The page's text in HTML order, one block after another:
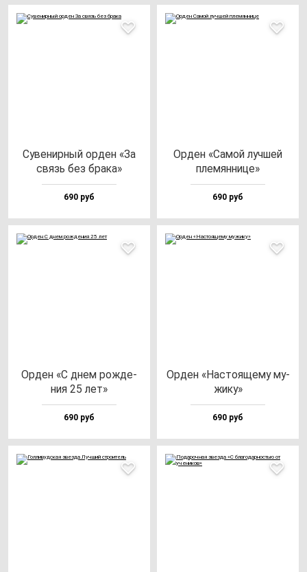
Суве­нир­ный ор­ден «За
связь без бра­ка»
690 руб
Орден «Самой луч­шей
пле­мян­ни­це»
690 руб
Орден «С днем рож­де­
ния 25 лет»
690 руб
Орден «Нас­то­яще­му му­
жи­ку»
690 руб